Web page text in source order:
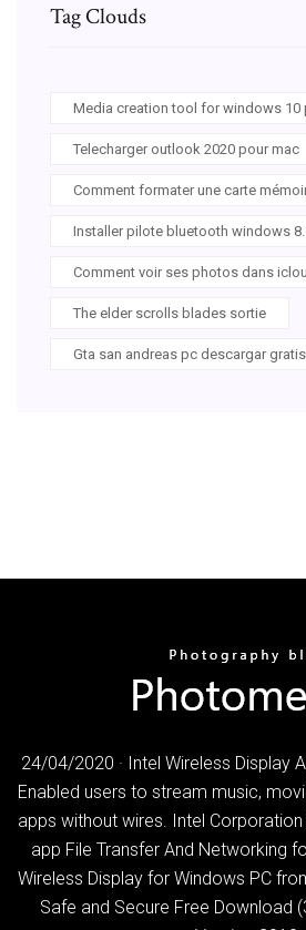
Tag Clouds
Media creation tool for windows 10
Telecharger outlook 2020 pour mac
Comment formater une carte
Installer pilote bluetooth windows
Comment voir ses photos dans
The elder scrolls blades sortie
Gta san andreas pc descargar
24/04/2020 · Intel Wireless Display
Enabled users to stream music,
apps without wires. Intel
app File Transfer And Networking
Wireless Display for Windows PC
Safe and Secure Free Download